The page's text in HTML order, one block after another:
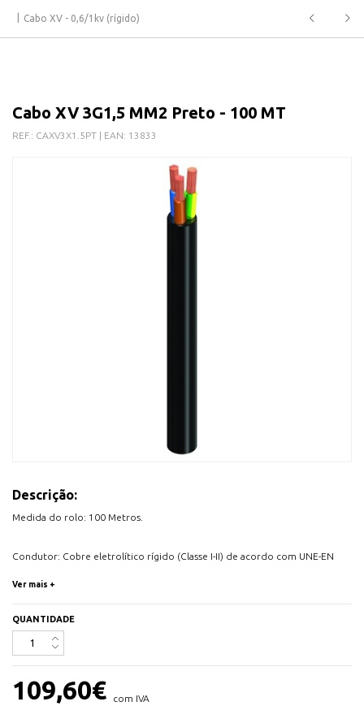
Cabo XV - 0,6/1kv (rígido)
Cabo XV 3G1,5 MM2 Preto - 100 MT
REF.: CAXV3X1.5PT | EAN: 13833
Descrição:
Medida do rolo: 100 Metros.
Condutor: Cobre eletrolítico rígido (Classe I-II) de acordo com UNE-EN
21123 e HD 603S1
Bainha Exterior: PVC tipo DMV-18 de acordo com UNE 21123 e HD 603S1
Tensão Nominal: 0,6/1 kV
Ver mais +
QUANTIDADE
109,60€ com IVA